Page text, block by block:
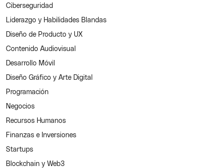
Ciberseguridad
Liderazgo y Habilidades Blandas
Diseño de Producto y UX
Contenido Audiovisual
Desarrollo Móvil
Diseño Gráfico y Arte Digital
Programación
Negocios
Recursos Humanos
Finanzas e Inversiones
Startups
Blockchain y Web3